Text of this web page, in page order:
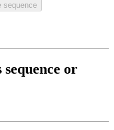
sequence
or